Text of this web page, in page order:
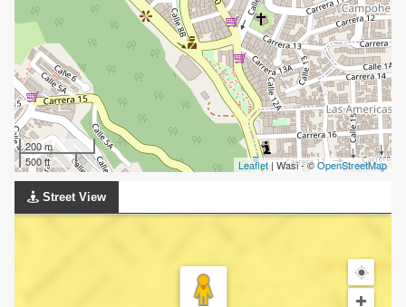
200 m
500 ft
Leaflet | Wasi - ©OpenStreetMap
Street View